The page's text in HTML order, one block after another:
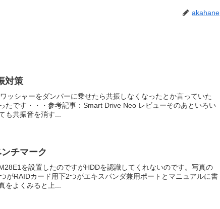
akahane
対策
ッシャーをダンパーに乗せたら共振しなくなったとか言っていた
たです・・・参考記事：Smart Drive Neo レビューそのあといろい
も共振音を消す...
チマーク
を設置したのですがHDDを認識してくれないのです。写真の
がRAIDカード用下2つがエキスパンダ兼用ポートとマニュアルに書
をよくみると上...